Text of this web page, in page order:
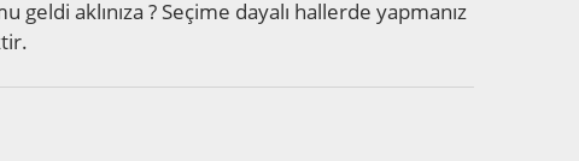
aklınıza ? Seçime dayalı hallerde yapmanız